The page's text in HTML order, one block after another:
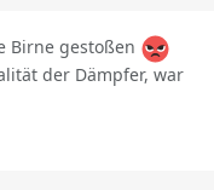
Birne gestoßen
der Dämpfer, war